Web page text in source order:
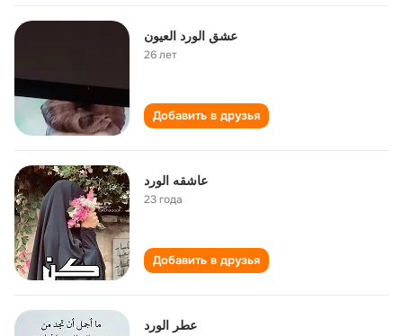
عشق الورد العيون
26 лет
Добавить в друзья
عاشقه الورد
23 года
Добавить в друзья
عطر الورد